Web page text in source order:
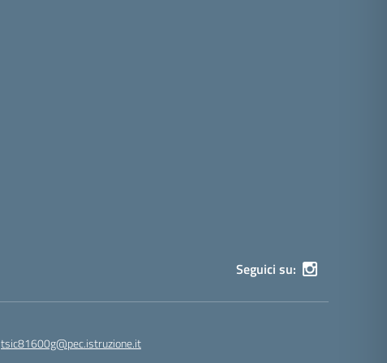
Seguici su:
tsic81600g@pec.istruzione.it